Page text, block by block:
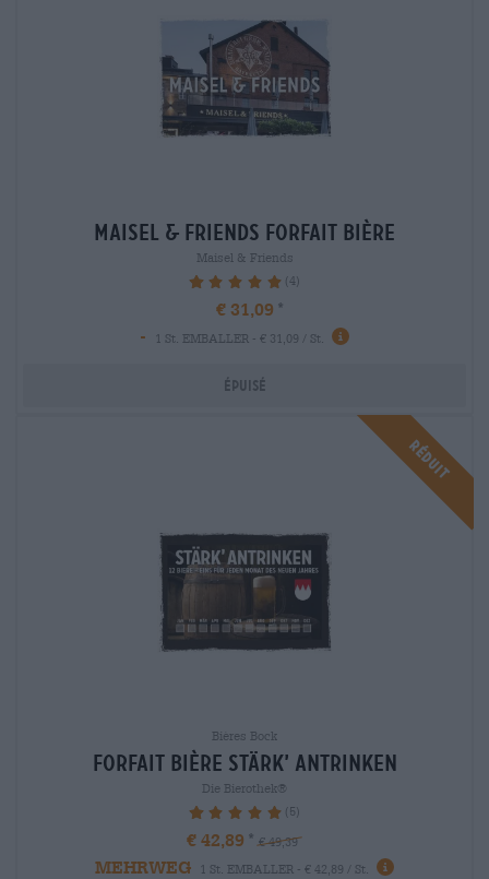
maisel & friends Forfait bière
Maisel & Friends
100% (4)
€ 31,09
-
1 St. EMBALLER - € 31,09 / St.
Épuisé
Réduit
Bières Bock
Forfait bière stärk’ antrinken
Die Bierothek®
100% (5)
€ 42,89 € 49,39
MEHRWEG 1 St. EMBALLER - € 42,89 / St.